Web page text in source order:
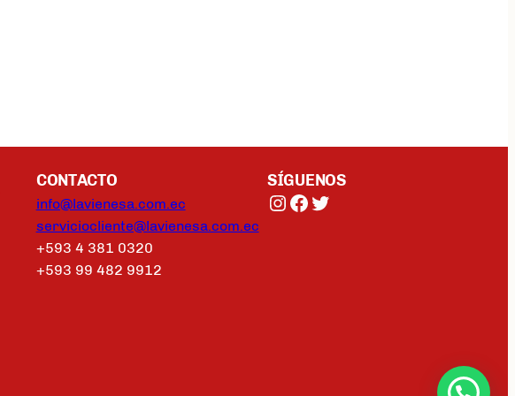
CONTACTO
info@lavienesa.com.ec
serviciocliente@lavienesa.com.ec
+593 4 381 0320
+593 99 482 9912
SÍGUENOS